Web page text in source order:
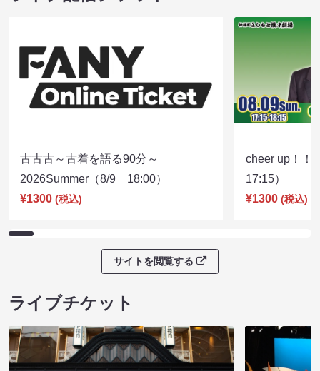
古古古～古着を語る90分～
2026Summer（8/9 18:00）
¥1300 (税込)
cheer up！
17:15）
¥1300 (税込)
サイトを閲覧する
ライブチケット